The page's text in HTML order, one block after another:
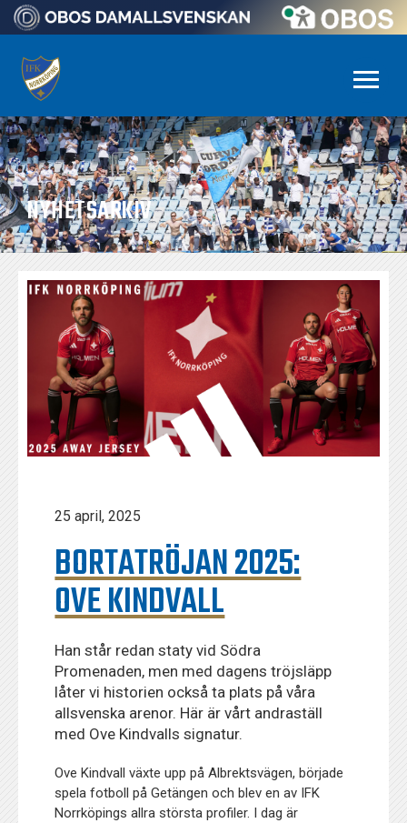
NYHETSARKIV
25 april, 2025
BORTATRÖJAN 2025:
OVE KINDVALL
Han står redan staty vid Södra
Promenaden, men med dagens tröjsläpp
låter vi historien också ta plats på våra
allsvenska arenor. Här är vårt andraställ
med Ove Kindvalls signatur.
Ove Kindvall växte upp på Albrektsvägen, började
spela fotboll på Getängen och blev en av IFK
Norrköpings allra största profiler. I dag är